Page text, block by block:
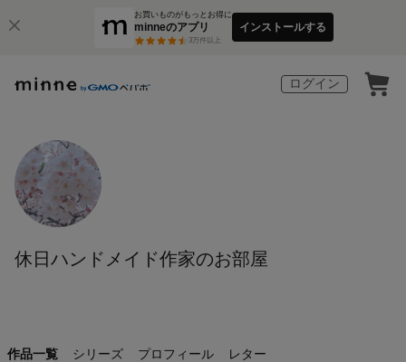
お買いものがもっとお得に
minneのアプリ
3万件以上
インストールする
ログイン
休日ハンドメイド作家のお部屋
作品一覧 シリーズ プロフィール レター